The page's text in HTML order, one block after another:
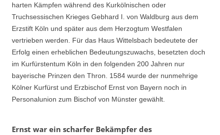
harten Kämpfen während des Kurkölnischen oder
Truchsessischen Krieges Gebhard I. von Waldburg aus dem
Erzstift Köln und später aus dem Herzogtum Westfalen
vertrieben werden. Für das Haus Wittelsbach bedeutete der
Erfolg einen erheblichen Bedeutungszuwachs, besetzten doch
im Kurfürstentum Köln in den folgenden 200 Jahren nur
bayerische Prinzen den Thron. 1584 wurde der nunmehrige
Kölner Kurfürst und Erzbischof Ernst von Bayern noch in
Personalunion zum Bischof von Münster gewählt.
Ernst war ein scharfer Bekämpfer des